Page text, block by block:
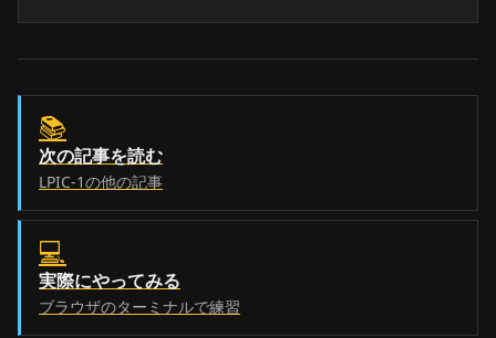
📚
次の記事を読む
LPIC-1の他の記事
💻
実際にやってみる
ブラウザのターミナルで練習